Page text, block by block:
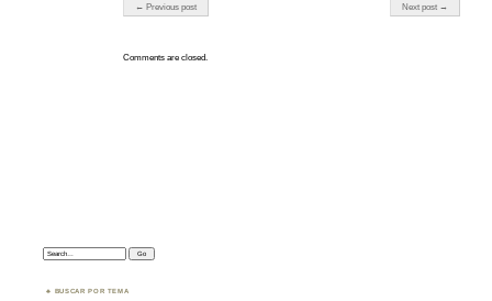
← Previous post Next post →
Comments are closed.
Search:
BUSCAR POR TEMA